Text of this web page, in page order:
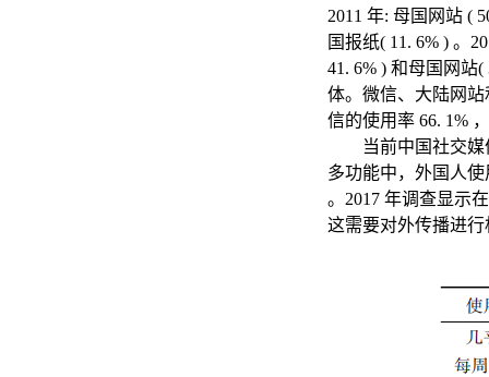
2011 年: 母国网站 (
国报纸( 11. 6% ) 。
41. 6% ) 和母国网站
体。微信、大陆网
信的使用率 66. 1%
当前中国社交
多功能中，外国人
。2017 年调查显示
这需要对外传播进